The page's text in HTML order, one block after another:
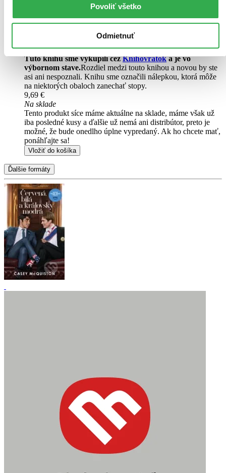
Povoliť všetko
Odmietnuť
budete ju mať hneď a ešte aj ušetríte život stromom. Viac
informácii o e-kniháchnájdete tu.
Pridať do zoznamu
výborný stav
Túto knihu sme vykúpili cezKnihovrátoka je vo
výbornom stave.Rozdiel medzi touto knihou a novou by ste
asi ani nespoznali. Knihu sme označili nálepkou, ktorá môže
na niektorých obaloch zanechať stopy.
9,69 €
Na sklade
Tento produkt síce máme aktuálne na sklade, máme však už
iba posledné kusy a ďalšie už nemá ani distribútor, preto je
možné, že bude onedlho úplne vypredaný. Ak ho chcete mať,
ponáhľajte sa!
Vložiť do košíka
Ďalšie formáty